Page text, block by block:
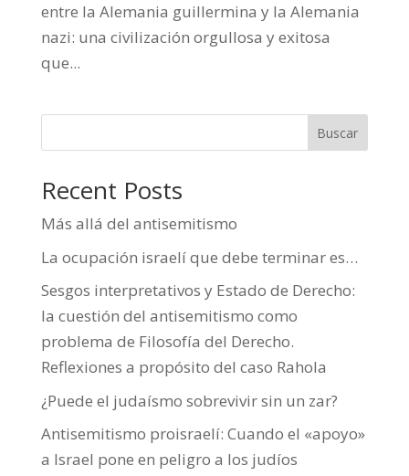
entre la Alemania guillermina y la Alemania
nazi: una civilización orgullosa y exitosa
que...
Buscar
Recent Posts
Más allá del antisemitismo
La ocupación israelí que debe terminar es…
Sesgos interpretativos y Estado de Derecho:
la cuestión del antisemitismo como
problema de Filosofía del Derecho.
Reflexiones a propósito del caso Rahola
¿Puede el judaísmo sobrevivir sin un zar?
Antisemitismo proisraelí: Cuando el «apoyo»
a Israel pone en peligro a los judíos